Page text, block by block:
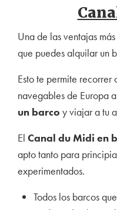
Una de las ventajas
que puedes alquilar un
Esto te permite
navegables de Europa
un barco y viajar a tu
El Canal du Midi en
apto tanto para
experimentados.
Todos los barcos